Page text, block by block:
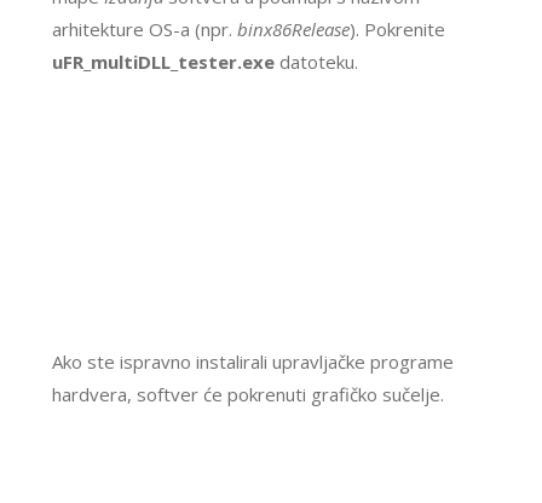
arhitekture OS-a (npr.binx86Release). Pokrenite
uFR_multiDLL_tester.exe datoteku.
Ako ste ispravno instalirali upravljačke programe
hardvera, softver će pokrenuti grafičko sučelje.